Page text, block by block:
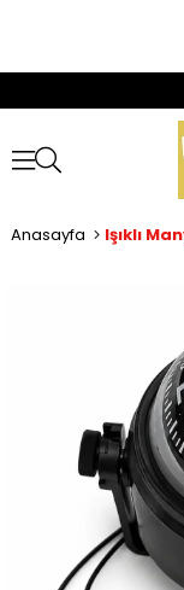
Anasayfa Işıklı